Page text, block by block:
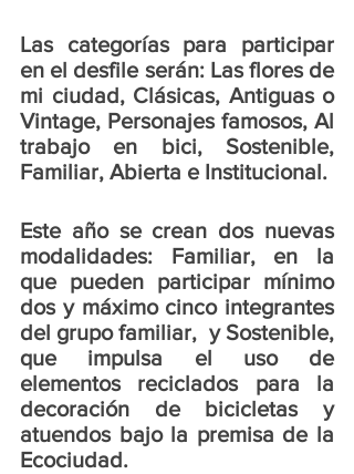
Las categorías para participar
en el desfile serán: Las flores de
mi ciudad, Clásicas, Antiguas o
Vintage, Personajes famosos, Al
trabajo en bici, Sostenible,
Familiar, Abierta e Institucional.
Este año se crean dos nuevas
modalidades: Familiar, en la
que pueden participar mínimo
dos y máximo cinco integrantes
del grupo familiar,  y Sostenible,
que impulsa el uso de
elementos reciclados para la
decoración de bicicletas y
atuendos bajo la premisa de la
Ecociudad.